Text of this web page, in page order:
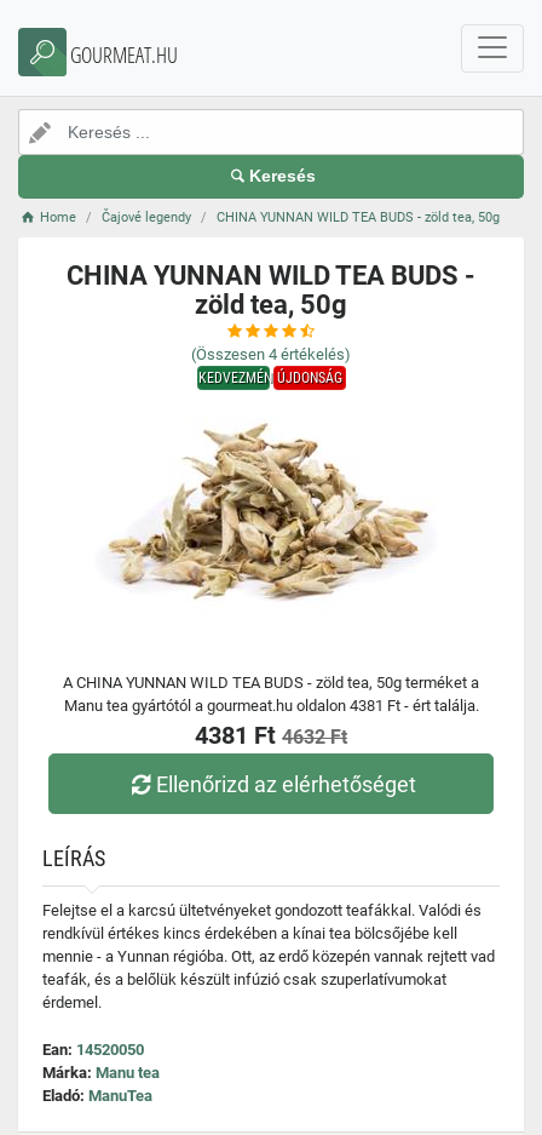
GOURMEAT.HU
Keresés
Home Čajové legendy CHINA YUNNAN WILD TEA BUDS - zöld tea, 50g
CHINA YUNNAN WILD TEA BUDS -
zöld tea, 50g
(Összesen 4 értékelés)
KEDVEZMÉNYÚJDONSÁG
A CHINA YUNNAN WILD TEA BUDS - zöld tea, 50g terméket a
Manu tea gyártótól a gourmeat.hu oldalon 4381 Ft - ért találja.
4381 Ft 4632 Ft
Ellenőrizd az elérhetőséget
LEÍRÁS
Felejtse el a karcsú ültetvényeket gondozott teafákkal. Valódi és
rendkívül értékes kincs érdekében a kínai tea bölcsőjébe kell
mennie - a Yunnan régióba. Ott, az erdő közepén vannak rejtett vad
teafák, és a belőlük készült infúzió csak szuperlatívumokat
érdemel.
Ean: 14520050
Márka: Manu tea
Eladó: ManuTea